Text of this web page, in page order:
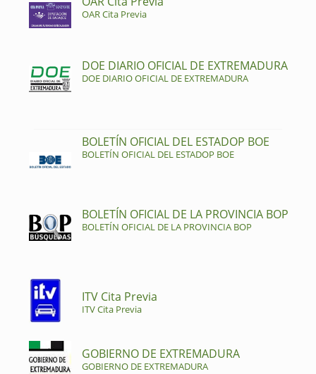
OAR Cita Previa
DOE DIARIO OFICIAL DE EXTREMADURA
DOE DIARIO OFICIAL DE EXTREMADURA
BOLETÍN OFICIAL DEL ESTADOP BOE
BOLETÍN OFICIAL DEL ESTADOP BOE
BOLETÍN OFICIAL DE LA PROVINCIA BOP
BOLETÍN OFICIAL DE LA PROVINCIA BOP
ITV Cita Previa
ITV Cita Previa
GOBIERNO DE EXTREMADURA
GOBIERNO DE EXTREMADURA